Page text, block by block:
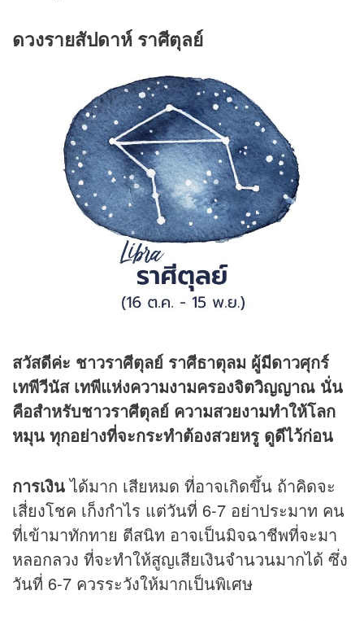
ดวงรายสัปดาห์ ราศีตุลย์
สวัสดีค่ะ ชาวราศีตุลย์ ราศีธาตุลม ผู้มีดาวศุกร์
เทพีวีนัส เทพีแห่งความงามครองจิตวิญญาณ นั่น
คือสำหรับชาวราศีตุลย์ ความสวยงามทำให้โลก
หมุน ทุกอย่างที่จะกระทำต้องสวยหรู ดูดีไว้ก่อน
การเงินได้มาก เสียหมด ที่อาจเกิดขึ้น ถ้าคิดจะ
เสี่ยงโชค เก็งกำไร แต่วันที่ 6-7 อย่าประมาท คน
ที่เข้ามาทักทาย ตีสนิท อาจเป็นมิจฉาชีพที่จะมา
หลอกลวง ที่จะทำให้สูญเสียเงินจำนวนมากได้ ซึ่ง
วันที่ 6-7 ควรระวังให้มากเป็นพิเศษ